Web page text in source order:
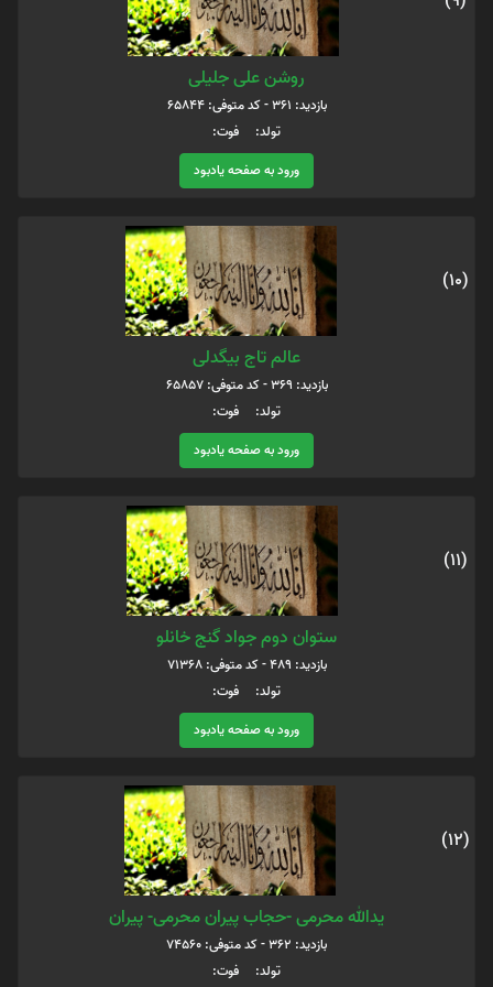
روشن علی جلیلی
بازدید: 361 - کد متوفی: 65844
تولد: فوت:
ورود به صفحه یادبود
(10)
عالم تاج بیگدلی
بازدید: 369 - کد متوفی: 65857
تولد: فوت:
ورود به صفحه یادبود
(11)
ستوان دوم جواد گنج خانلو
بازدید: 489 - کد متوفی: 71368
تولد: فوت:
ورود به صفحه یادبود
(12)
یدالله محرمی -حجاب پیران محرمی- پیران
بازدید: 362 - کد متوفی: 74560
تولد: فوت: